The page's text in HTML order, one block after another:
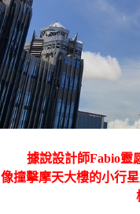
據說設計師Fabio靈
像撞擊摩天大樓的小行